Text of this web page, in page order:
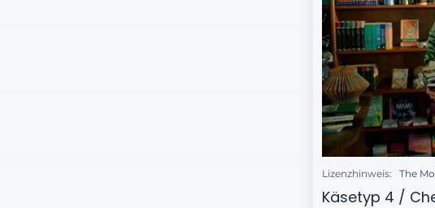
Lizenzhinweis: The
Käsetyp 4 /